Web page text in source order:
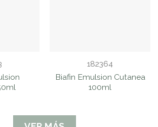
182364
Biafin Emulsion Cutanea
100ml